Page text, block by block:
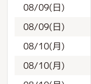
08/09(日)
08/09(日)
08/10(月)
08/10(月)